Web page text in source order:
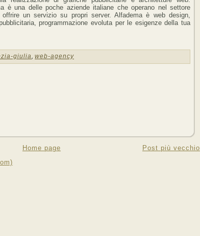
è una delle poche aziende italiane che operano nel settore
un servizio su propri server. Alfadema è web design,
programmazione evoluta per le esigenze della tua
giulia, web-agency
Post più vecchio
Home page